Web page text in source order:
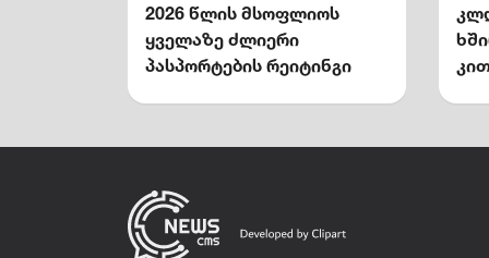
2026 წლის მსოფლიოს
ყველაზე ძლიერი
პასპორტების რეიტინგი